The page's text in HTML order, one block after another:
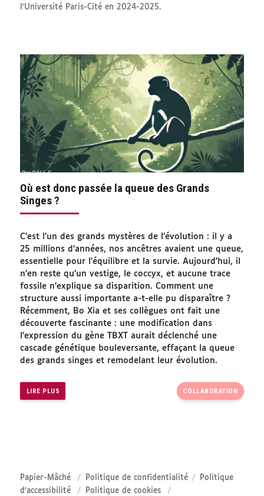
l'Université Paris-Cité en 2024-2025.
Où est donc passée la queue des Grands
Singes ?
C’est l’un des grands mystères de l’évolution : il y a
25 millions d’années, nos ancêtres avaient une queue,
essentielle pour l’équilibre et la survie. Aujourd’hui, il
n’en reste qu’un vestige, le coccyx, et aucune trace
fossile n’explique sa disparition. Comment une
structure aussi importante a-t-elle pu disparaître ?
Récemment, Bo Xia et ses collègues ont fait une
découverte fascinante : une modification dans
l’expression du gène TBXT aurait déclenché une
cascade génétique bouleversante, effaçant la queue
des grands singes et remodelant leur évolution.
LIRE PLUS COLLABORATION
Papier-Mâché Politique de confidentialité
Politique
d'accessibilité
Politique de cookies